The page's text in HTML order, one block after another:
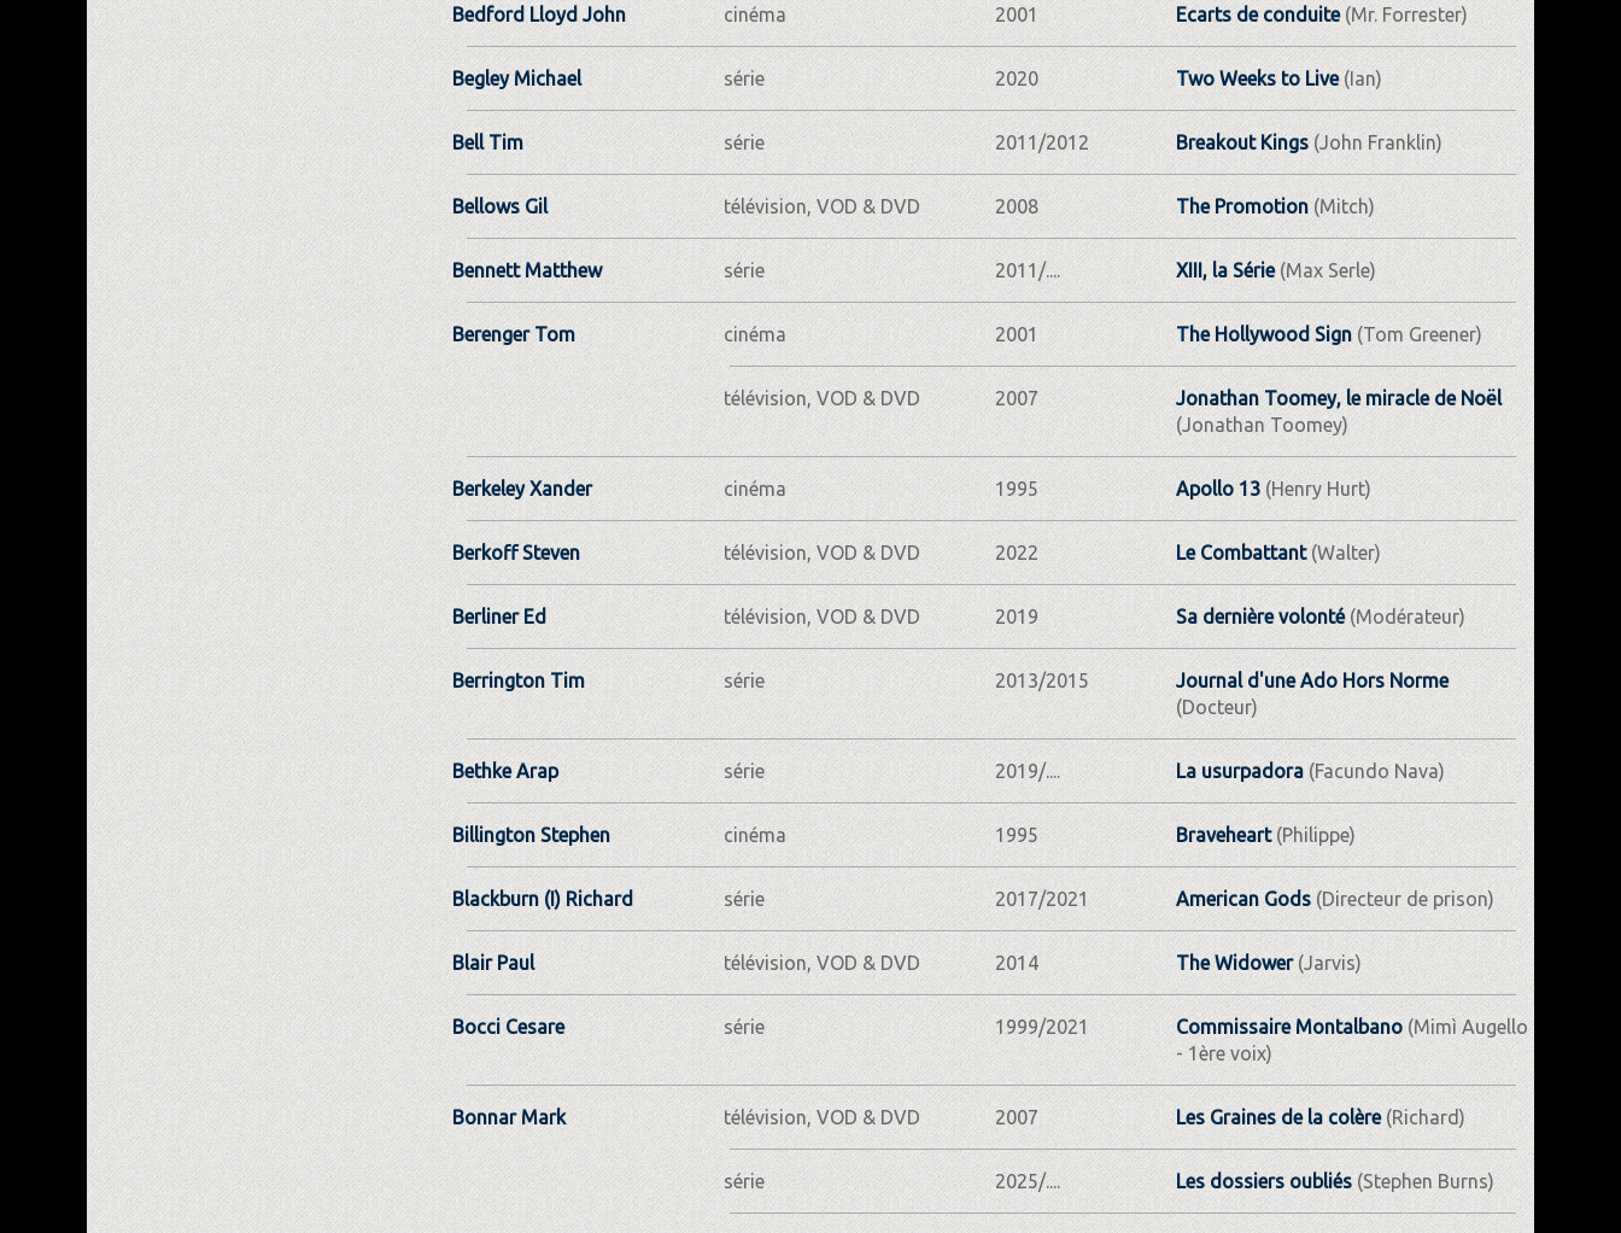
Bedford Lloyd John cinéma 2001 Ecarts de conduite(Mr. Forrester)
Begley Michael série 2020 Two Weeks to Live(Ian)
Bell Tim série 2011/2012 Breakout Kings (John Franklin)
Bellows Gil télévision, VOD & DVD 2008 The Promotion(Mitch)
Bennett Matthew série 2011/.... XIII, la Série(Max Serle)
Berenger Tom cinéma 2001 The Hollywood Sign(Tom Greener)
télévision, VOD & DVD 2007
Jonathan Toomey, le miracle de Noël
(Jonathan Toomey)
Berkeley Xander cinéma 1995 Apollo 13(Henry Hurt)
Berkoff Steven télévision, VOD & DVD 2022 Le Combattant(Walter)
Berliner Ed télévision, VOD & DVD 2019 Sa dernière volonté(Modérateur)
Berrington Tim série 2013/2015
Journal d'une Ado Hors Norme
(Docteur)
Bethke Arap série 2019/.... La usurpadora (Facundo Nava)
Billington Stephen cinéma 1995 Braveheart(Philippe)
Blackburn (I) Richard série 2017/2021 American Gods(Directeur de prison)
Blair Paul télévision, VOD & DVD 2014 The Widower(Jarvis)
Bocci Cesare série 1999/2021 Commissaire Montalbano (Mimì Augello
- 1ère voix)
Bonnar Mark télévision, VOD & DVD 2007 Les Graines de la colère(Richard)
série 2025/.... Les dossiers oubliés (Stephen Burns)